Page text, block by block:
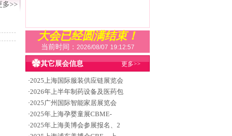
多>>
大会已经圆满结束！
当前时间： 2026/08/07 19:12:57
其它展会信息 更多>>
·2025上海国际服装供应链展览会
·2026年上半年制药设备及医药包
·2025广州国际智能家居展览会
·2025年上海孕婴童展CBME-
·2025年上海美博会参展报名、2